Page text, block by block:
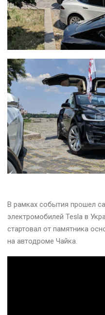
В рамках события прошел
электромобилей Tesla в
стартовал от памятника
на автодроме Чайка.